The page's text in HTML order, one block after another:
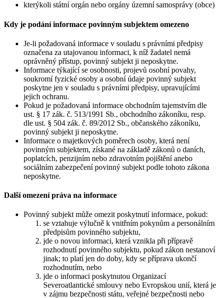
kterýkoli státní orgán nebo orgány územní samosprávy (obce)
Kdy je podání informace povinným subjektem omezeno
Je-li požadovaná informace v souladu s právními předpisy
označena za utajovanou informaci, k níž žadatel nemá
oprávněný přístup, povinný subjekt ji neposkytne.
Informace týkající se osobnosti, projevů osobní povahy,
soukromí fyzické osoby a osobní údaje povinný subjekt
poskytne jen v souladu s právními předpisy, upravujícími
jejich ochranu.
Pokud je požadovaná informace obchodním tajemstvím dle
ust. § 17 zák. č. 513/1991 Sb., obchodního zákoníku, resp.
dle ust. § 504 zák. č. 89/2012 Sb., občanského zákoníku,
povinný subjekt ji neposkytne.
Informace o majetkových poměrech osoby, která není
povinným subjektem, získané na základě zákonů o daních,
poplatcích, penzijním nebo zdravotním pojištění anebo
sociálním zabezpečení povinný subjekt podle tohoto zákona
neposkytne.
Další omezení práva na informace
Povinný subjekt může omezit poskytnutí informace, pokud:
se vztahuje výlučně k vnitřním pokynům a personálním
předpisům povinného subjektu,
jde o novou informaci, která vznikla při přípravě
rozhodnutí povinného subjektu, pokud zákon nestanoví
jinak; to platí jen do doby, kdy se příprava ukončí
rozhodnutím, nebo
jde o informaci poskytnutou Organizací
Severoatlantické smlouvy nebo Evropskou unií, která je
v zájmu bezpečnosti státu, veřejné bezpečnosti nebo